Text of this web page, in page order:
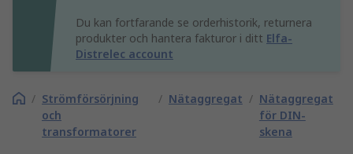
Du kan fortfarande se orderhistorik, returnera
produkter och hantera fakturor i ditt Elfa-
Distrelec account
/ Strömförsörjning
och
transformatorer
/ Nätaggregat / Nätaggregat
för DIN-
skena